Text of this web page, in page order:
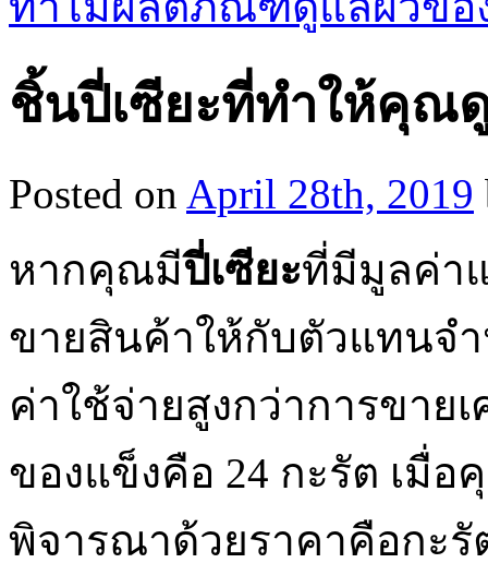
ชิ้นปี่เซียะที่ทำให้คุณ
Posted on April 28th, 2019
หากคุณมีปี่เซียะที่มีมูลค่า
ขายสินค้าให้กับตัวแทนจ
ค่าใช้จ่ายสูงกว่าการขาย
ของแข็งคือ 24 กะรัต เมื่
พิจารณาด้วยราคาคือกะรั